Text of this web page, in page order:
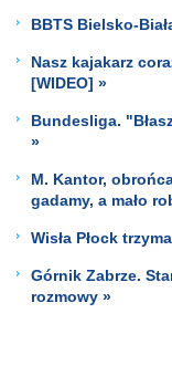
BBTS Bielsko-
Nasz kajakarz
[WIDEO] »
Bundesliga.
»
M. Kantor,
gadamy, a mało
Wisła Płock
Górnik Zabrze.
rozmowy »